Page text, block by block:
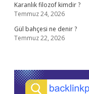
Karanlık filozof kimdir ?
Temmuz 24, 2026
Gül bahçesi ne denir ?
Temmuz 22, 2026